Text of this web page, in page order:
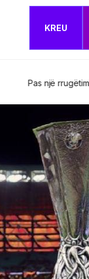
KREU
akademik